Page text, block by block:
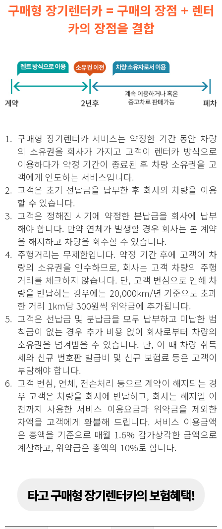
구매형 장기렌터카 = 구매의 장점 + 렌터
카의 장점을 결합
1. 구매형 장기렌터카 서비스는 약정한 기간 동안 차량
의 소유권을 회사가 가지고 고객이 렌터카 방식으로
이용하다가 약정 기간이 종료된 후 차량 소유권을 고
객에게 인도하는 서비스입니다.
2. 고객은 초기 선납금을 납부한 후 회사의 차량을 이용
할 수 있습니다.
3. 고객은 정해진 시기에 약정한 분납금을 회사에 납부
해야 합니다. 만약 연체가 발생할 경우 회사는 본 계약
을 해지하고 차량을 회수할 수 있습니다.
4. 주행거리는 무제한입니다. 약정 기간 후에 고객이 차
량의 소유권을 인수하므로, 회사는 고객 차량의 주행
거리를 체크하지 않습니다. 단, 고객 변심으로 인해 차
량을 반납하는 경우에는 20,000km/년 기준으로 초과
한 거리 1km당 300원씩 위약금에 추가됩니다.
5. 고객은 선납금 및 분납금을 모두 납부하고 미납한 범
칙금이 없는 경우 추가 비용 없이 회사로부터 차량의
소유권을 넘겨받을 수 있습니다. 단, 이 때 차량 취득
세와 신규 번호판 발급비 및 신규 보험료 등은 고객이
부담해야 합니다.
6. 고객 변심, 연체, 전손처리 등으로 계약이 해지되는 경
우 고객은 차량을 회사에 반납하고, 회사는 해지일 이
전까지 사용한 서비스 이용요금과 위약금을 제외한
차액을 고객에게 환불해 드립니다. 서비스 이용금액
은 총액을 기준으로 매월 1.6% 감가상각한 금액으로
계산하고, 위약금은 총액의 10%로 합니다.
타고 구매형 장기렌터카의 보험혜택!